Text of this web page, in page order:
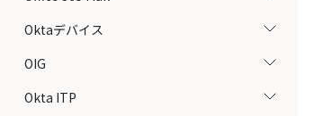
Oktaデバイス
OIG
Okta ITP